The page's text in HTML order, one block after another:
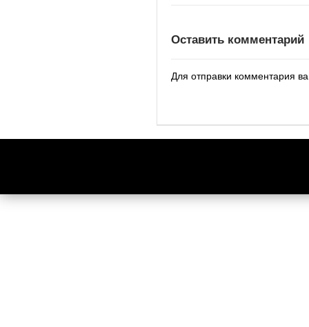
Оставить комментарий
Для отправки комментария